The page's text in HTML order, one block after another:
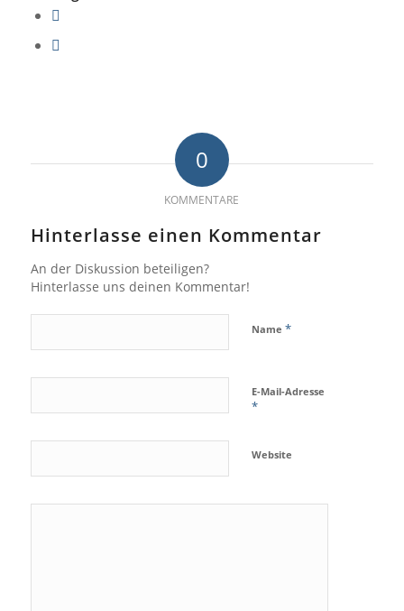
0
KOMMENTARE
Hinterlasse einen Kommentar
An der Diskussion beteiligen?
Hinterlasse uns deinen Kommentar!
Name *
E-Mail-Adresse
*
Website